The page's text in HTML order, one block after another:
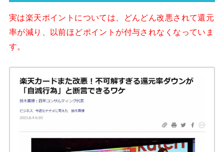
実は楽天ポイントについては、どんどん改悪されて還元
率が減り、以前ほどポイントが付与されなくなっていま
す。